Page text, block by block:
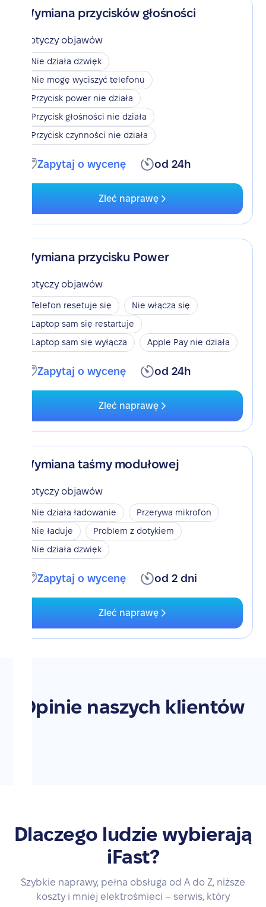
Wymiana przycisków głośności
Dotyczy objawów
Nie działa dzwięk
Nie mogę wyciszyć telefonu
Przycisk power nie działa
Przycisk głośności nie działa
Przycisk czynności nie działa
Zapytaj o wycenę od 24h
Zleć naprawę
Wymiana przycisku Power
Dotyczy objawów
Telefon resetuje się
Nie włącza się
Laptop sam się restartuje
Laptop sam się wyłącza
Apple Pay nie działa
Zapytaj o wycenę od 24h
Zleć naprawę
Wymiana taśmy modułowej
Dotyczy objawów
Nie działa ładowanie
Przerywa mikrofon
Nie ładuje
Problem z dotykiem
Nie działa dzwięk
Zapytaj o wycenę od 2 dni
Zleć naprawę
Opinie naszych klientów
Dlaczego ludzie wybierają
iFast?
Szybkie naprawy, pełna obsługa od A do Z, niższe
koszty i mniej elektrośmieci – serwis, który